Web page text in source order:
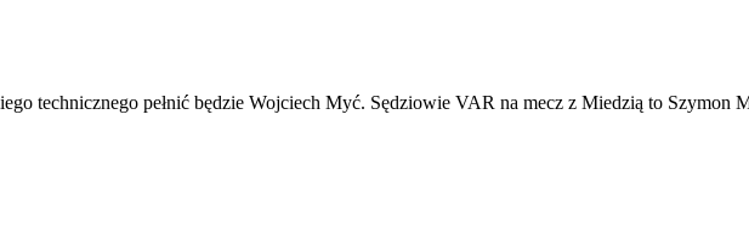
technicznego pełnić będzie Wojciech Myć. Sędziowie VAR na mecz z Miedzią to Szymon